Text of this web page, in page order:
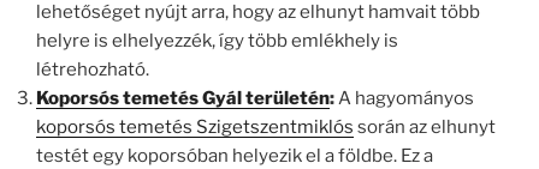
lehetőséget nyújt arra, hogy az elhunyt hamvait több
helyre is elhelyezzék, így több emlékhely is
létrehozható.
Koporsós temetés Gyál területén:A hagyományos
koporsós temetés Szigetszentmiklós során az elhunyt
testét egy koporsóban helyezik el a földbe. Ez a